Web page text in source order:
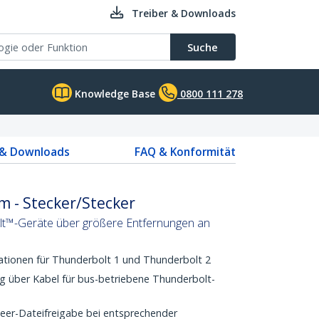
Treiber & Downloads
Suche
Knowledge Base 0800 111 278
Downloads
FAQ & Konformität
- Stecker/Stecker
Geräte über größere Entfernungen an
für Thunderbolt 1 und Thunderbolt 2
über Kabel für bus-betriebene Thunderbolt-
Dateifreigabe bei entsprechender